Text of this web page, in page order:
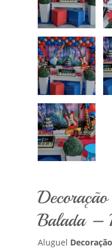
Balada –
Aluguel